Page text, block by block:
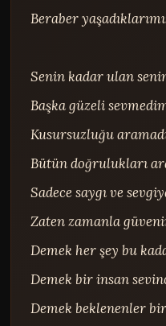
Beraber
Senin kadar ulan
Başka güzeli
Kusursuzluğu
Bütün doğrulukları
Sadece saygı ve
Zaten zamanla
Demek her şey bu
Demek bir insan
Demek beklenenler